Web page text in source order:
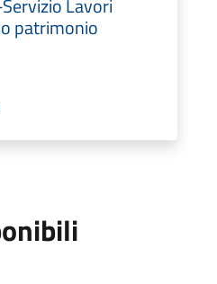
patrimonio